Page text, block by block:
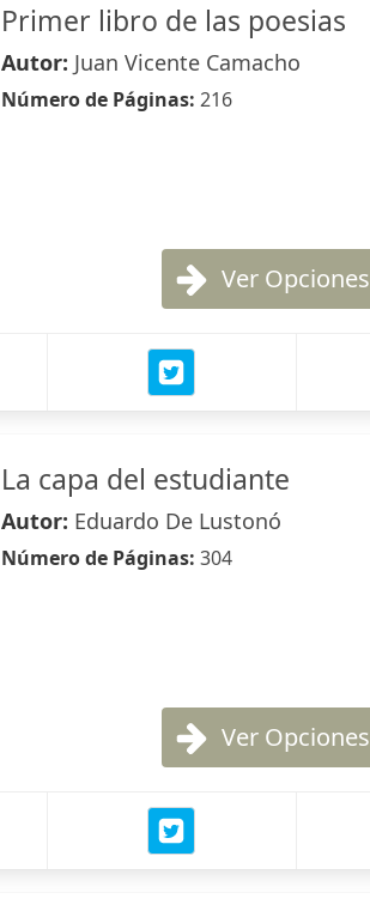
Primer libro de las poesias
Autor: Juan Vicente Camacho
Número de Páginas: 216
Ver Opciones
La capa del estudiante
Autor: Eduardo De Lustonó
Número de Páginas: 304
Ver Opciones